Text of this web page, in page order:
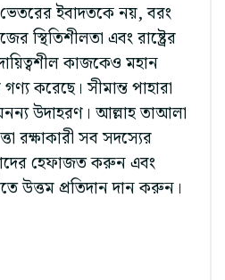
ইবাদতকে নয়, বরং
স্থিতিশীলতা এবং রাষ্ট্রের
কাজকেও মহান
করেছে। সীমান্ত পাহারা
উদাহরণ। আল্লাহ তাআলা
রক্ষাকারী সব সদস্যের
হেফাজত করুন এবং
উত্তম প্রতিদান দান করুন।